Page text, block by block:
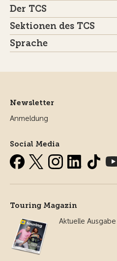
Der TCS
Sektionen des TCS
Sprache
Newsletter
Anmeldung
Social Media
Touring Magazin
Aktuelle Ausgabe